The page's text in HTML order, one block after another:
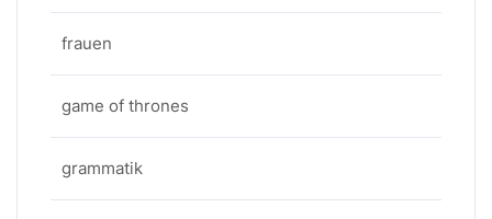
frauen
game of thrones
grammatik